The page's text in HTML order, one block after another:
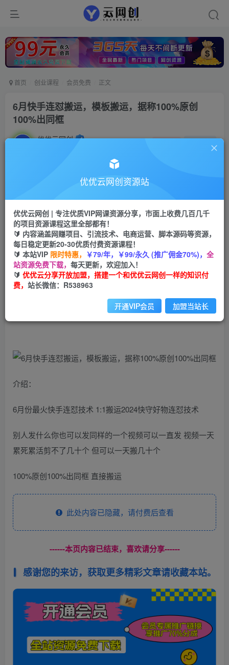
首页 创业课程 会员免费 正文
6月快手连怼搬运，模板搬运，据称100%原创
100%出同框
优优云网创 私信
云币 9.9 云币99
会员免费
立即购买
您当前未登录！建议登陆后购买，可保存购买订单
6月快手连怼搬运，模板搬运，据称100%原创100%出同框
介绍：
6月份最火快手连怼技术 1:1搬运2024快守好物连怼技术
别人发什么你也可以发同样的一个视频可以一直发 视频一天
累死累活剪不了几十个 但可以一天搬几十个
100%原创100%出同框 直接搬运
此处内容已隐藏，请付费后查看
------本页内容已结束，喜欢请分享------
感谢您的来访，获取更多精彩文章请收藏本站。
优优云网创资源站
优优云网创 | 专注优质VIP网课资源分享，市面上收费几百几千
的项目资源课程这里全部都有！
🔰 内容涵盖网赚项目、引流技术、电商运营、脚本源码等资源，
每日稳定更新20-30优质付费资源课程！
🔰 本站VIP 限时特惠， ￥79/年，￥99/永久 (推广佣金70%)， 全
站资源免费下载， 每天更新，欢迎加入！
🔰 优优云分享开放加盟，搭建一个和优优云网创一样的知识付
费， 站长微信：R538963
开通VIP会员 加盟当站长